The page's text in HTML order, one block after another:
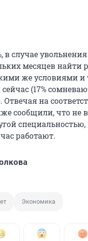
в случае
месяцев найти
же условиями и
(17%
Отвечая на
сообщили, что не
работают.
Экономика